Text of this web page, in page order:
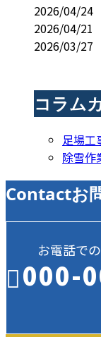
2026/04/24
2026/04/21
2026/03/27
コラム
足場工
除雪作
Contactお
お電話で
000-